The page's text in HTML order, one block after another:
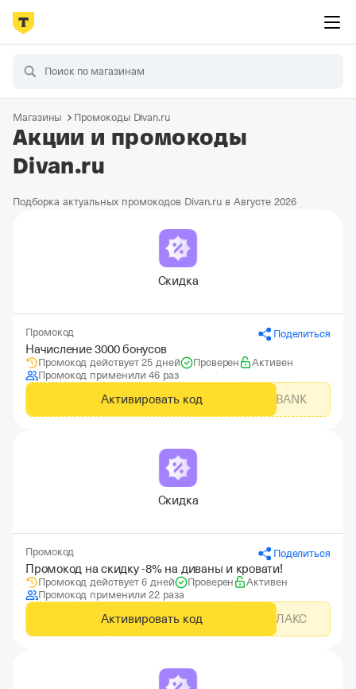
Магазины Промокоды Divan.ru
Акции и промокоды
Divan.ru
Подборка актуальных промокодов Divan.ru в Августе 2026
Скидка
Промокод Поделиться
Начисление 3000 бонусов
Промокод действует 25 дней Проверен
Активен
Промокод применили 46 раз
Активировать кодNEWPROMOKODTBANK
Скидка
Промокод Поделиться
Промокод на скидку -8% на диваны и кровати!
Промокод действует 6 дней Проверен
Активен
Промокод применили 22 раза
Активировать код РЕЛАКС